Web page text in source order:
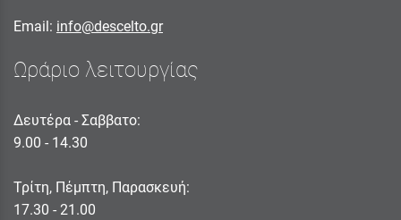
Email: info@descelto.gr
Ωράριο λειτουργίας
Δευτέρα - Σαββατο:
9.00 - 14.30
Τρίτη, Πέμπτη, Παρασκευή:
17.30 - 21.00